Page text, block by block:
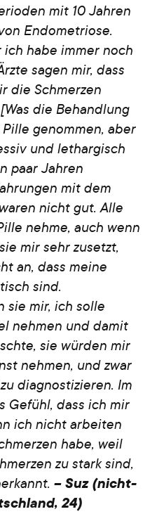
mit 10 Jahren
Endometriose.
habe immer noch
sagen mir, dass
die Schmerzen
die Behandlung
genommen, aber
und lethargisch
paar Jahren
mit dem
nicht gut. Alle
nehme, auch wenn
mir sehr zusetzt,
an, dass meine
sind.
sie mir, ich solle
nehmen und damit
sie würden mir
nehmen, und zwar
diagnostizieren. Im
Gefühl, dass ich mir
ich nicht arbeiten
habe, weil
zu stark sind,
– Suz (nicht-
24)